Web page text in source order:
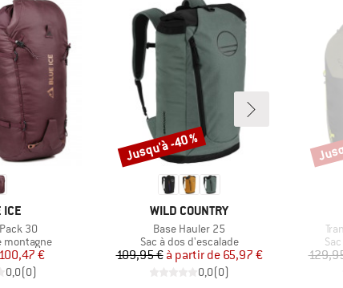
ICE
30
montagne
réduit
100,47 €
0,0(0)
MARQUE
WILD COUNTRY
Article
Base Hauler 25
Product group
Sac à dos d'escalade
Prix
109,95 € Prix réduit
à partir de 65,97 €
0,0(0)
Remise
Jusqu'à -40 %